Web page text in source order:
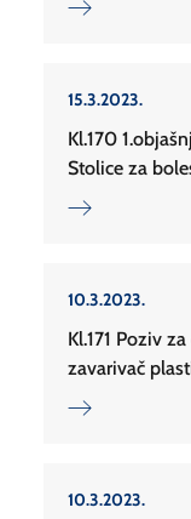
15.3.2023.
Kl.170
Stolice za
10.3.2023.
Kl.171 Poziv
zavarivač
10.3.2023.